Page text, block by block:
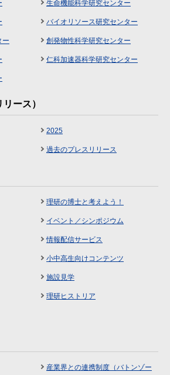
生命機能科学研究センター
バイオリソース研究センター
ー 創発物性科学研究センター
仁科加速器科学研究センター
ース）
2025
過去のプレスリリース
理研の博士と考えよう！
イベント／シンポジウム
情報配信サービス
小中高生向けコンテンツ
施設見学
理研ヒストリア
産業界との連携制度（バトンゾー